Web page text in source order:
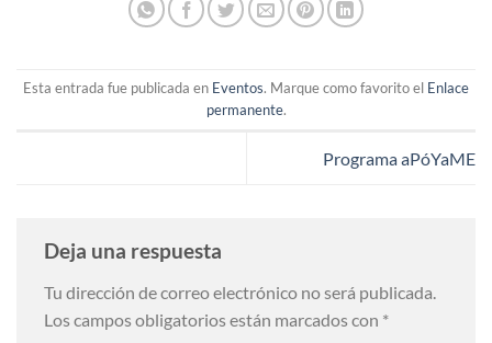
Esta entrada fue publicada en Eventos. Marque como favorito el Enlace
permanente.
Programa aPóYaME
Deja una respuesta
Tu dirección de correo electrónico no será publicada.
Los campos obligatorios están marcados con *